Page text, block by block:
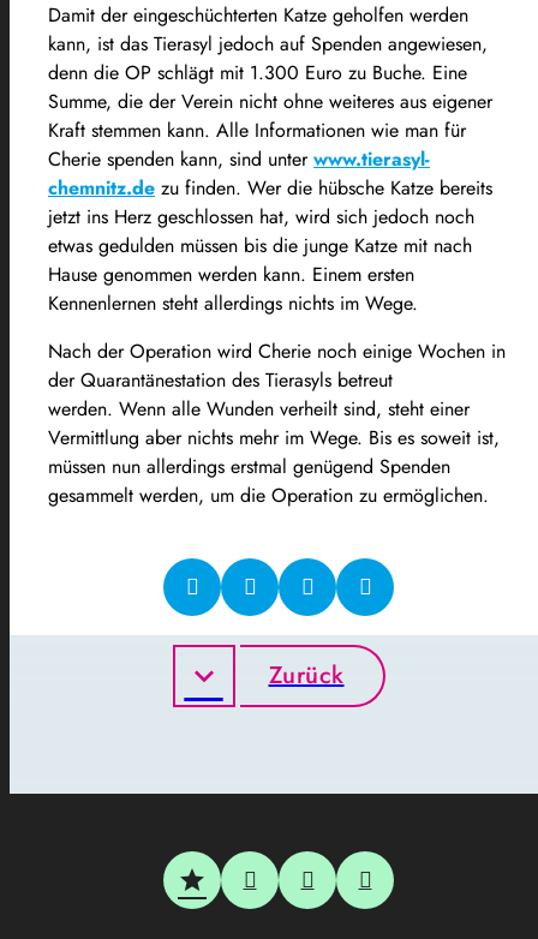
Damit der eingeschüchterten Katze geholfen werden
kann, ist das Tierasyl jedoch auf Spenden angewiesen,
denn die OP schlägt mit 1.300 Euro zu Buche. Eine
Summe, die der Verein nicht ohne weiteres aus eigener
Kraft stemmen kann. Alle Informationen wie man für
Cherie spenden kann, sind unterwww.tierasyl-
chemnitz.de zu finden. Wer die hübsche Katze bereits
jetzt ins Herz geschlossen hat, wird sich jedoch noch
etwas gedulden müssen bis die junge Katze mit nach
Hause genommen werden kann. Einem ersten
Kennenlernen steht allerdings nichts im Wege.
Nach der Operation wird Cherie noch einige Wochen in
der Quarantänestation des Tierasyls betreut
werden. Wenn alle Wunden verheilt sind, steht einer
Vermittlung aber nichts mehr im Wege. Bis es soweit ist,
müssen nun allerdings erstmal genügend Spenden
gesammelt werden, um die Operation zu ermöglichen.
Zurück